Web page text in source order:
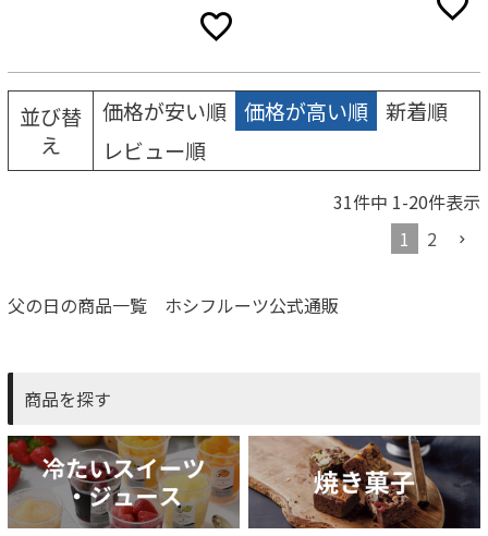
並び替
え
価格が安い順 価格が高い順
新着順
レビュー順
31件中 1-20件表示
1
2
父の日の商品一覧 ホシフルーツ公式通販
商品を探す